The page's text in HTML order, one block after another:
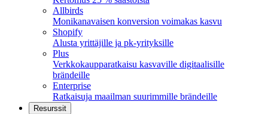
Allbirds
Monikanavaisen konversion voimakas kasvu
Shopify
Alusta yrittäjille ja pk-yrityksille
Plus
Verkkokaupparatkaisu kasvaville digitaalisille
brändeille
Enterprise
Ratkaisuja maailman suurimmille brändeille
Resurssit